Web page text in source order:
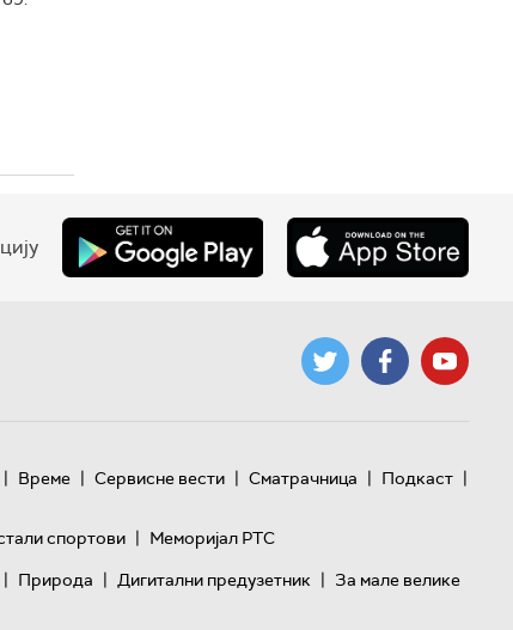
| Време | Сервисне вести | Сматрачница | Подкаст |
спортови | Меморијал РТС
| Природа | Дигитални предузетник | За мале велике